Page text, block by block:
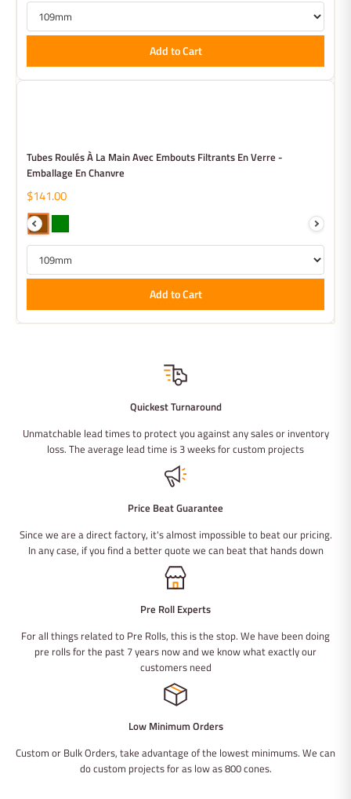
Add to Cart
Tubes Roulés À La Main Avec Embouts Filtrants En Verre -
Emballage En Chanvre
$141.00
Add to Cart
Quickest Turnaround
Unmatchable lead times to protect you against any sales or inventory
loss. The average lead time is 3 weeks for custom projects
Price Beat Guarantee
Since we are a direct factory, it's almost impossible to beat our pricing.
In any case, if you find a better quote we can beat that hands down
Pre Roll Experts
For all things related to Pre Rolls, this is the stop. We have been doing
pre rolls for the past 7 years now and we know what exactly our
customers need
Low Minimum Orders
Custom or Bulk Orders, take advantage of the lowest minimums. We can
do custom projects for as low as 800 cones.